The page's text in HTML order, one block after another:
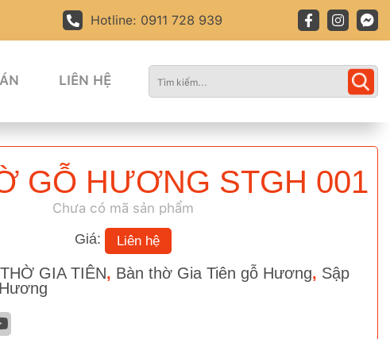
Hotline: 0911 728 939
LIÊN HỆ
GỖ HƯƠNG STGH 001
Chưa có mã sản phẩm
Giá:
Liên hệ
GIA TIÊN, Bàn thờ Gia Tiên gỗ Hương, Sập